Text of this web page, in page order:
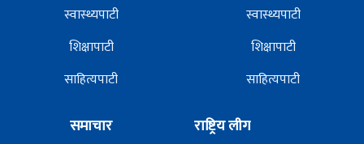
स्वास्थ्यपाटी
शिक्षापाटी
साहित्यपाटी
स्वास्थ्यपाटी
शिक्षापाटी
साहित्यपाटी
समाचार राष्ट्रिय लीग